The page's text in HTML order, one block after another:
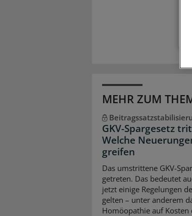
MEHR ZUM
GKV-Spargesetz
Welche
greifen
Das umstrittene GKV-
getreten. Das bedeutet
jetzt einige Regelungen
gelten – unter anderem
Homöopathie auf Kosten